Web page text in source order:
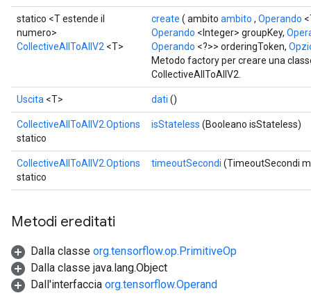
statico <T estende il
numero>
CollectiveAllToAllV2 <T>
create ( ambito ambito , Operando
Operando <Integer> groupKey,
Operando <?>> orderingToken,
Metodo factory per creare una
CollectiveAllToAllV2.
Uscita <T> dati ()
CollectiveAllToAllV2.Options
statico
isStateless (Booleano isStateless)
CollectiveAllToAllV2.Options
statico
timeoutSecondi (TimeoutSecondi
Metodi ereditati
Dalla classe org.tensorflow.op.PrimitiveOp
Dalla classe java.lang.Object
Dall'interfaccia org.tensorflow.Operand